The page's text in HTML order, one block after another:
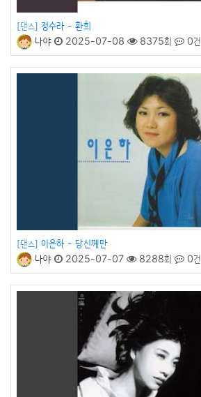
[댄스] 정수라 - 환희
나야
2025-07-08 8375회 0건
[댄스] 이은하 - 당신께만
나야
2025-07-07 8288회 0건